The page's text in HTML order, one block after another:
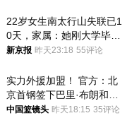
22岁女生南太行山失联已1
0天，家属：她刚大学毕业
想到山里旅行
新京报 昨天23:18 55评论
实力外援加盟！ 官方：北
京首钢签下巴里·布朗和桑
普森
中国篮镜头 昨天18:15 35评论